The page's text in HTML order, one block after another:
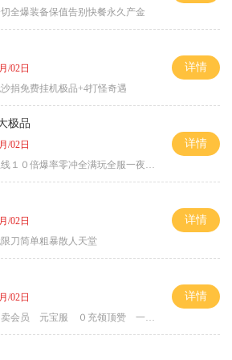
全爆装备保值告别快餐永久产金
/02日
捐免费挂机极品+4打怪奇遇
详情
极品
/02日
线１０倍爆率零冲全满玩全服一夜终极
详情
/02日
刀简单粗暴散人天堂
详情
/02日
会员 元宝服 ０充领顶赞 一切靠打
详情